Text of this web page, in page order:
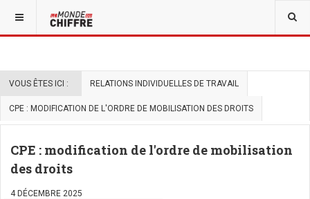
VOUS ÊTES ICI : RELATIONS INDIVIDUELLES DE TRAVAIL
CPE : MODIFICATION DE L'ORDRE DE MOBILISATION DES DROITS
CPE : modification de l'ordre de mobilisation
des droits
4 DÉCEMBRE 2025